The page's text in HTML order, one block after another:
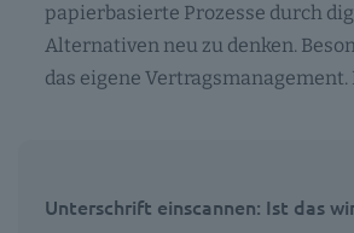
papierbasierte Prozesse durch
Alternativen neu zu denken.
das eigene
Unterschrift einscannen: Ist das